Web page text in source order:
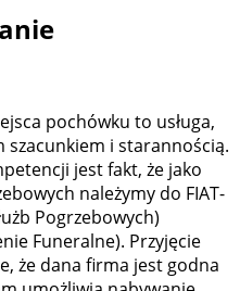
pochówku to usługa,
szacunkiem i starannością.
jest fakt, że jako
należymy do FIAT­
Pogrzebowych)
Funeralne). Przyjęcie
że dana firma jest godna